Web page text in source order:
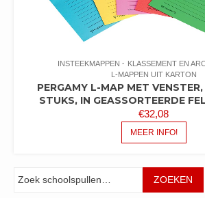
INSTEEKMAPPEN
KLASSEMENT EN
L-MAPPEN UIT KARTON
PERGAMY L-MAP MET
STUKS, IN GEASSORTEERDE
€32,08
MEER INFO!
ZOEKEN